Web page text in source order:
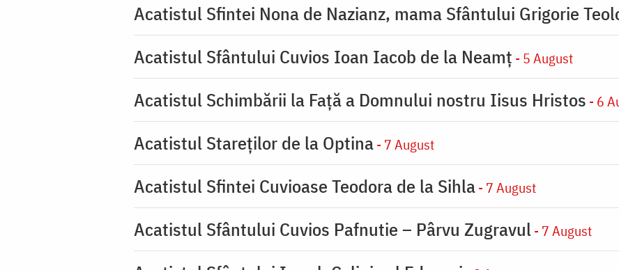
Acatistul Sfintei Nona de Nazianz, mama Sfântului Grigorie
Acatistul Sfântului Cuvios Ioan Iacob de la Neamț - 5 August
Acatistul Schimbării la Faţă a Domnului nostru Iisus Hristos - 6
Acatistul Stareţilor de la Optina- 7 August
Acatistul Sfintei Cuvioase Teodora de la Sihla- 7 August
Acatistul Sfântului Cuvios Pafnutie – Pârvu Zugravul - 7 August